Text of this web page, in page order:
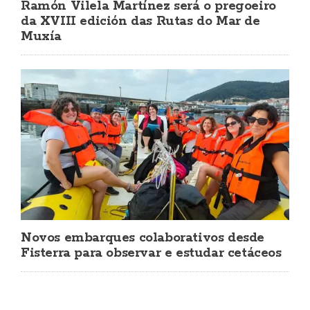
Ramón Vilela Martínez será o pregoeiro
da XVIII edición das Rutas do Mar de
Muxía
Novos embarques colaborativos desde
Fisterra para observar e estudar cetáceos